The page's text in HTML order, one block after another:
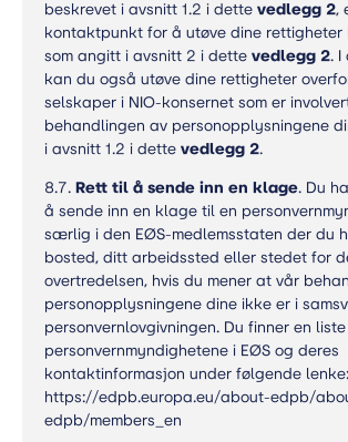
beskrevet i avsnitt 1.2 i dette vedlegg 2,
kontaktpunkt for å utøve dine rettigheter
som angitt i avsnitt 2 i dette vedlegg 2. I
kan du også utøve dine rettigheter
selskaper i NIO-konsernet som er
behandlingen av personopplysningene
i avsnitt 1.2 i dette vedlegg 2.
8.7. Rett til å sende inn en klage. Du
å sende inn en klage til en
særlig i den EØS-medlemsstaten der du
bosted, ditt arbeidssted eller stedet for
overtredelsen, hvis du mener at vår
personopplysningene dine ikke er i
personvernlovgivningen. Du finner en
personvernmyndighetene i EØS og deres
kontaktinformasjon under følgende lenke:
https://edpb.europa.eu/about-edpb/
edpb/members_en